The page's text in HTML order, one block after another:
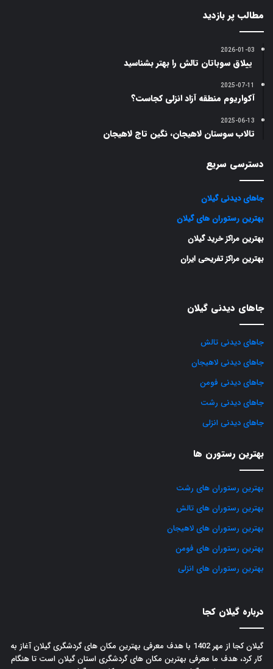
مطالب پر بازدید
2026-01-03
ییلاق سوباتان تالش را بهتر بشناسید
2025-07-11
آکواریوم منطقه آزاد انزلی کجاست؟
2025-06-13
تالاب سوستان لاهیجان‌، نگین تاج لاهیجان
دسترسی سریع
جاهای دیدنی گیلان
بهترین رستوران های گیلان
بهترین مراکز خرید گیلان
بهترین مراکز تفریحی ایران
جاهای دیدنی گیلان
جاهای دیدنی تالش
جاهای دیدنی لاهیجان
جاهای دیدنی فومن
جاهای دیدنی رشت
جاهای دیدنی انزلی
بهترین رستورن ها
بهترین رستوران های رشت
بهترین رستوران های تالش
بهترین رستوران های لاهیجان
بهترین رستوران های فومن
بهترین رستوران های انزلی
درباره گیلان کجا
گیلان کجا از مهر 1402 با هدف معرفی بهترین مکان های گردشگری گیلان آغاز به
کار کرد، هدف ما معرفی بهترین مکان های گردشگری استان گیلان است تا هنگام